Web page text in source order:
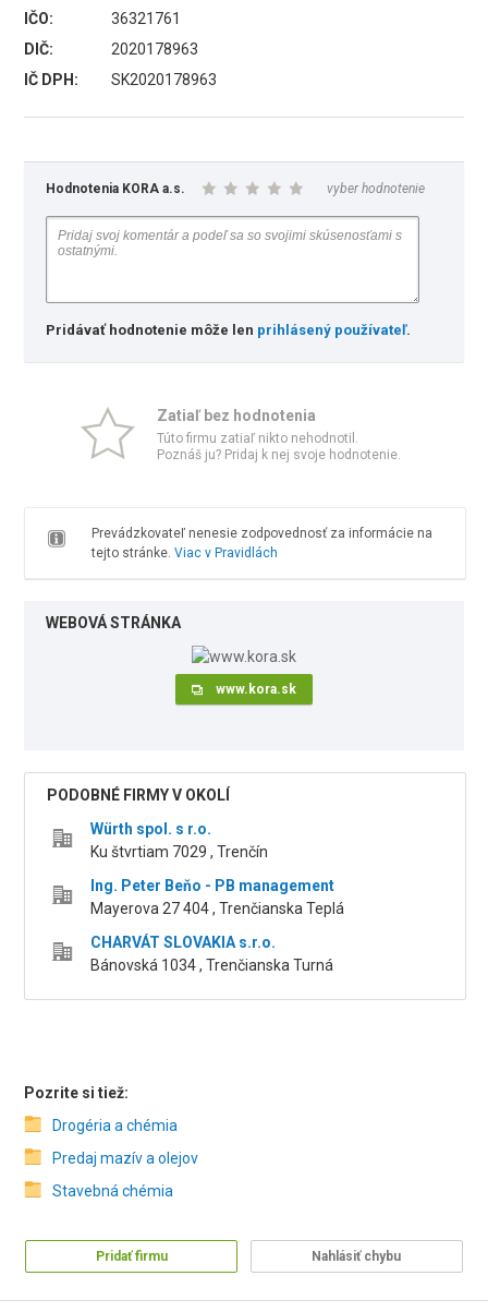
IČO:
36321761
DIČ:
2020178963
IČ DPH:
SK2020178963
Hodnotenia KORA a.s. vyber hodnotenie
Pridávať hodnotenie môže len prihlásený používateľ.
Zatiaľ bez hodnotenia
Túto firmu zatiaľ nikto nehodnotil.
Poznáš ju? Pridaj k nej svoje hodnotenie.
Prevádzkovateľ nenesie zodpovednosť za informácie na
tejto stránke. Viac v Pravidlách
WEBOVÁ STRÁNKA
www.kora.sk
PODOBNÉ FIRMY V OKOLÍ
Würth spol. s r.o.
Ku štvrtiam 7029 , Trenčín
Ing. Peter Beňo - PB management
Mayerova 27 404 , Trenčianska Teplá
CHARVÁT SLOVAKIA s.r.o.
Bánovská 1034 , Trenčianska Turná
Pozrite si tiež:
Drogéria a chémia
Predaj mazív a olejov
Stavebná chémia
Pridať firmu Nahlásiť chybu